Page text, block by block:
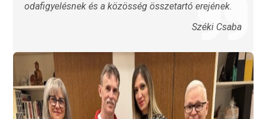
odafigyelésnek és a közösség összetartó erejének.
Széki Csaba